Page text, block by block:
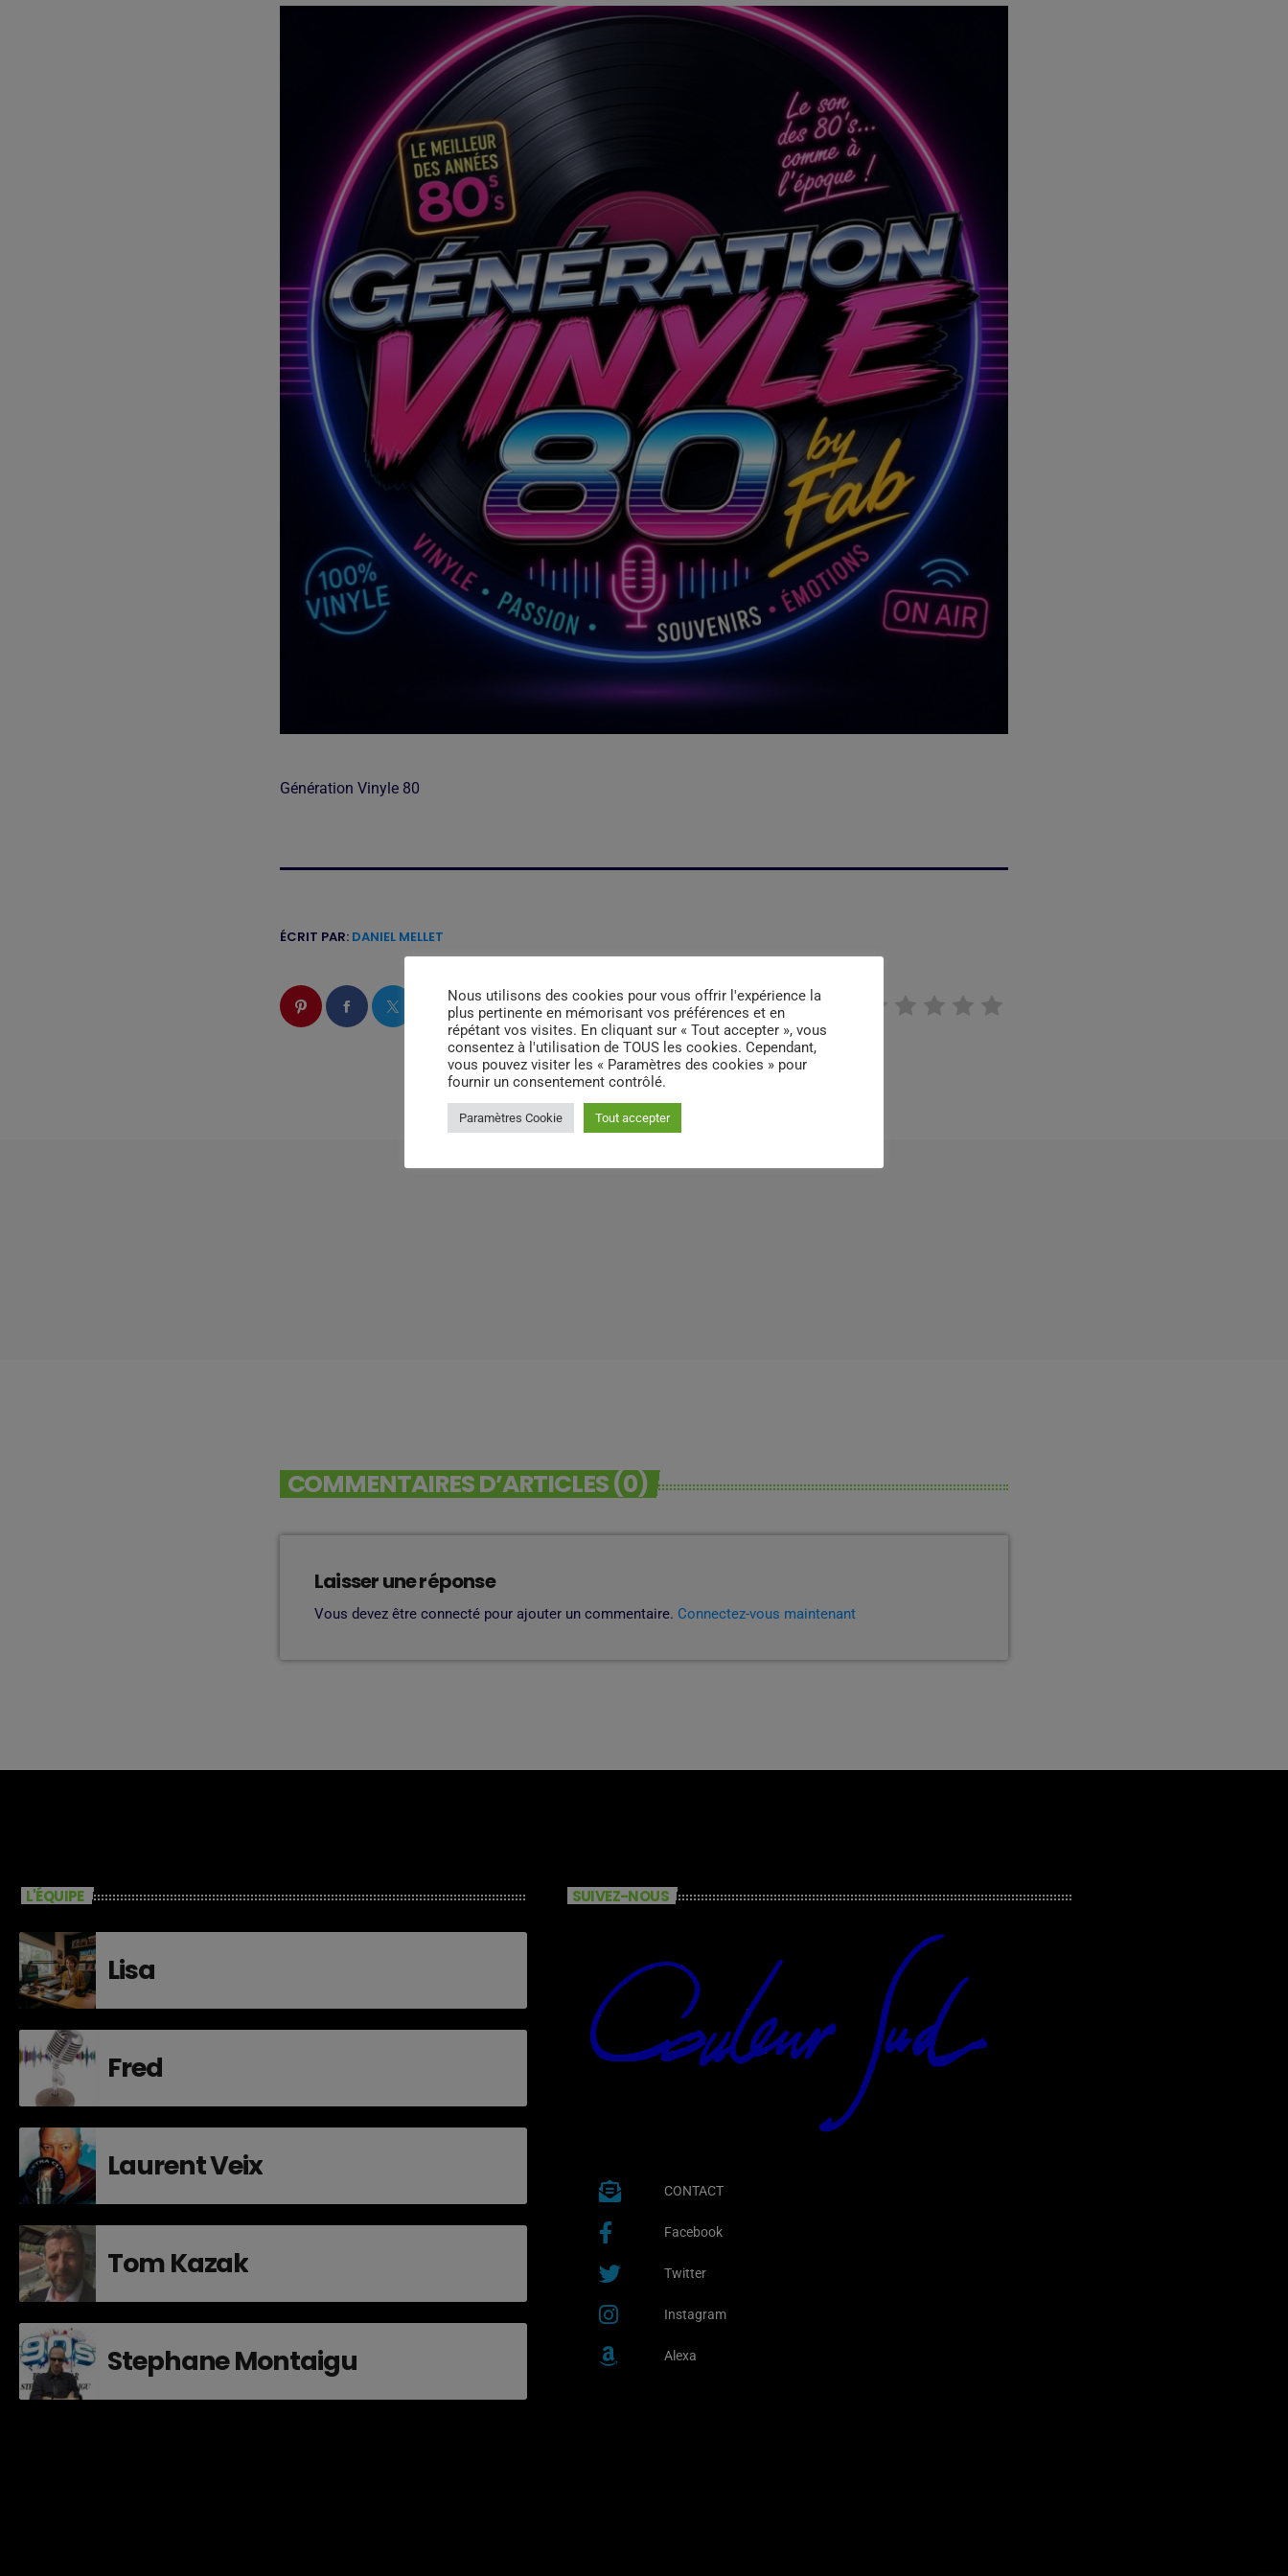
Génération Vinyle 80
ÉCRIT PAR: DANIEL MELLET
email
COMMENTAIRES D’ARTICLES (0)
Laisser une réponse
Vous devez être connecté pour ajouter un commentaire. Connectez-vous maintenant
L'ÉQUIPE
Lisa
Fred
Laurent Veix
Tom Kazak
Stephane Montaigu
SUIVEZ-NOUS
CONTACT
Facebook
Twitter
Instagram
Alexa
Nous utilisons des cookies pour vous offrir l'expérience la
plus pertinente en mémorisant vos préférences et en
répétant vos visites. En cliquant sur « Tout accepter », vous
consentez à l'utilisation de TOUS les cookies. Cependant,
vous pouvez visiter les « Paramètres des cookies » pour
fournir un consentement contrôlé.
Paramètres Cookie Tout accepter